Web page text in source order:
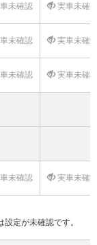
未確認 実車未確
未確認 実車未確
未確認 実車未確
未確認 実車未確
定が未確認です。